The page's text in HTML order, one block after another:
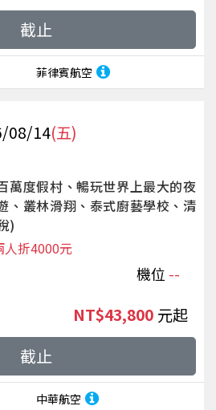
菲律賓航空
截止
08/14(五)
萬度假村、暢玩世界上最大的夜
、叢林滑翔、泰式廚藝學校、清
)
機位 --
人折4000元
中華航空
NT$43,800 起
截止